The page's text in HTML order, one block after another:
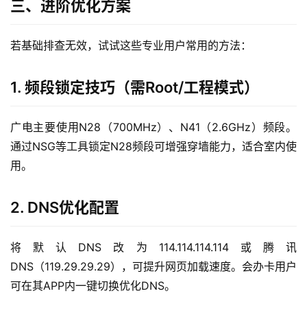
卡
宽
随
身
F
快
讯
三、进阶优化方案
若基础排查无效，试试这些专业用户常用的方法：
1. 频段锁定技巧（需Root/工程模式）
广电主要使用N28（700MHz）、N41（2.6GHz）频段。
通过NSG等工具锁定N28频段可增强穿墙能力，适合室内使
用。
2. DNS优化配置
将默认DNS改为114.114.114.114或腾讯
DNS（119.29.29.29），可提升网页加载速度。会办卡用户
可在其APP内一键切换优化DNS。